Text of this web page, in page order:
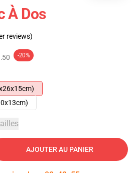
À Dos
reviews)
-20%
AJOUTER AU PANIER